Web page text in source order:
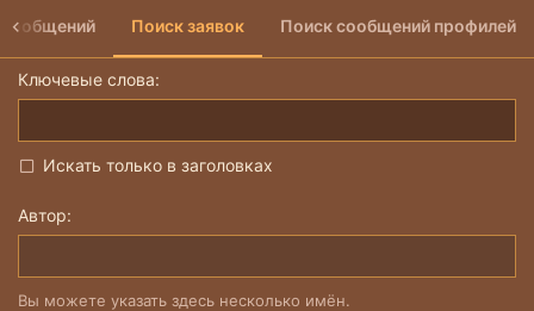
Поиск заявок Поиск сообщений профилей
Ключевые слова
Искать только в заголовках
Автор
Вы можете указать здесь несколько имён.